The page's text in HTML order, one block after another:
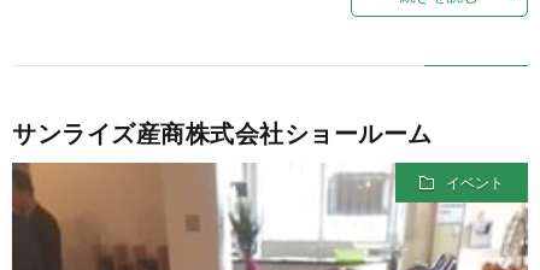
サンライズ産商株式会社ショールーム
イベント